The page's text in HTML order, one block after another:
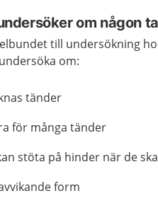
om någon
till undersökning
om:
tänder
för många tänder
stöta på hinder när de
form